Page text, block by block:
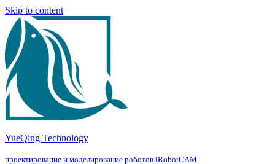
Skip to content
YueQing Technology
проектирование и моделирование роботов iRobotCAM